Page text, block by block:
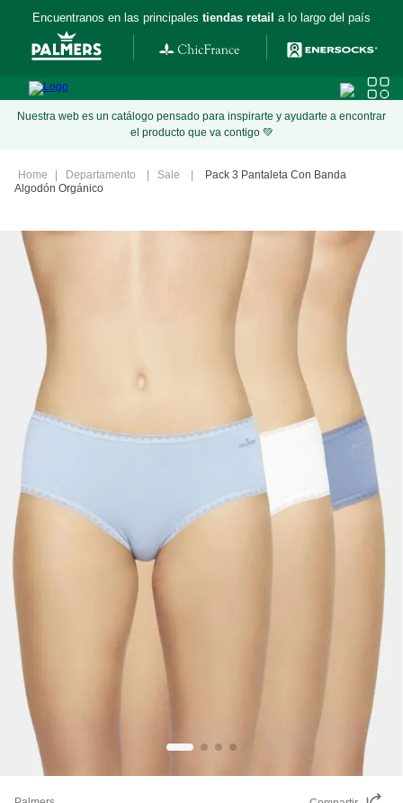
Encuentranos en las principales tiendas retail a lo largo del país
Nuestra web es un catálogo pensado para inspirarte y ayudarte a encontrar
el producto que va contigo 💚
Departamento Sale
Pack 3 Pantaleta Con Banda
Algodón Orgánico